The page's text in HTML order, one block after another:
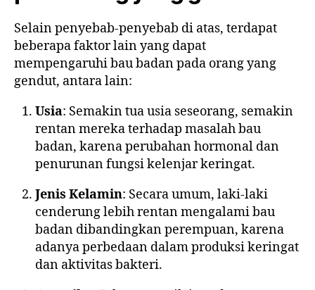
Selain penyebab-penyebab di atas, terdapat
beberapa faktor lain yang dapat
mempengaruhi bau badan pada orang yang
gendut, antara lain:
Usia: Semakin tua usia seseorang, semakin
rentan mereka terhadap masalah bau
badan, karena perubahan hormonal dan
penurunan fungsi kelenjar keringat.
Jenis Kelamin: Secara umum, laki-laki
cenderung lebih rentan mengalami bau
badan dibandingkan perempuan, karena
adanya perbedaan dalam produksi keringat
dan aktivitas bakteri.